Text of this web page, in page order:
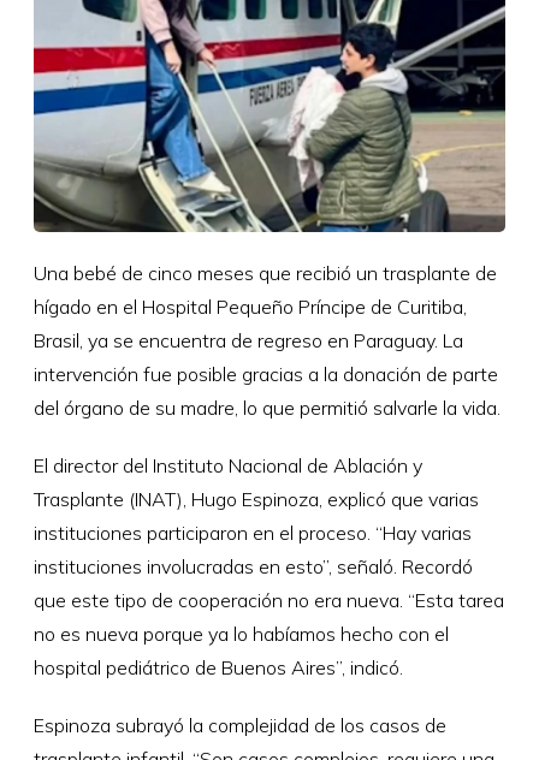
Una bebé de cinco meses que recibió un trasplante de
hígado en el Hospital Pequeño Príncipe de Curitiba,
Brasil, ya se encuentra de regreso en Paraguay. La
intervención fue posible gracias a la donación de parte
del órgano de su madre, lo que permitió salvarle la vida.
El director del Instituto Nacional de Ablación y
Trasplante (INAT), Hugo Espinoza, explicó que varias
instituciones participaron en el proceso. “Hay varias
instituciones involucradas en esto”, señaló. Recordó
que este tipo de cooperación no era nueva. “Esta tarea
no es nueva porque ya lo habíamos hecho con el
hospital pediátrico de Buenos Aires”, indicó.
Espinoza subrayó la complejidad de los casos de